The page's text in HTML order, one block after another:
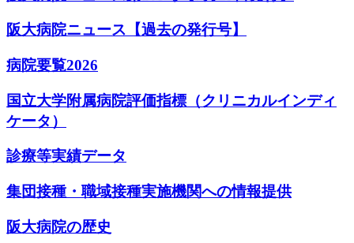
阪大病院ニュース【過去の発行号】
病院要覧2026
国立大学附属病院評価指標（クリニカルインディ
ケータ）
診療等実績データ
集団接種・職域接種実施機関への情報提供
阪大病院の歴史